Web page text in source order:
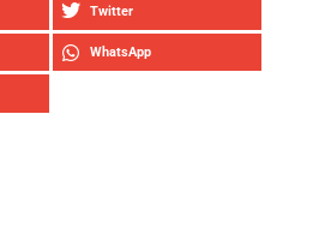
Twitter
WhatsApp